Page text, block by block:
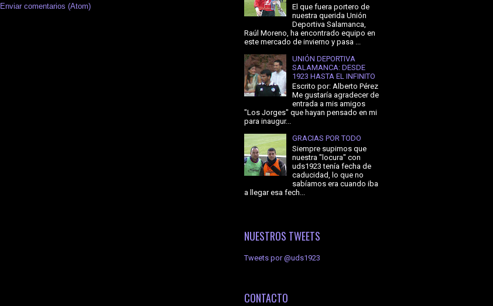
Enviar comentarios (Atom)
El que fuera portero de
nuestra querida Unión
Deportiva Salamanca,
Raúl Moreno, ha encontrado equipo en
este mercado de invierno y pasa ...
UNIÓN DEPORTIVA
SALAMANCA: DESDE
1923 HASTA EL INFINITO
Escrito por: Alberto Pérez
Me gustaría agradecer de
entrada a mis amigos
"Los Jorges" que hayan pensado en mi
para inaugur...
GRACIAS POR TODO
Siempre supimos que
nuestra "locura" con
uds1923 tenía fecha de
caducidad, lo que no
sabíamos era cuando iba
a llegar esa fech...
NUESTROS TWEETS
Tweets por @uds1923
CONTACTO